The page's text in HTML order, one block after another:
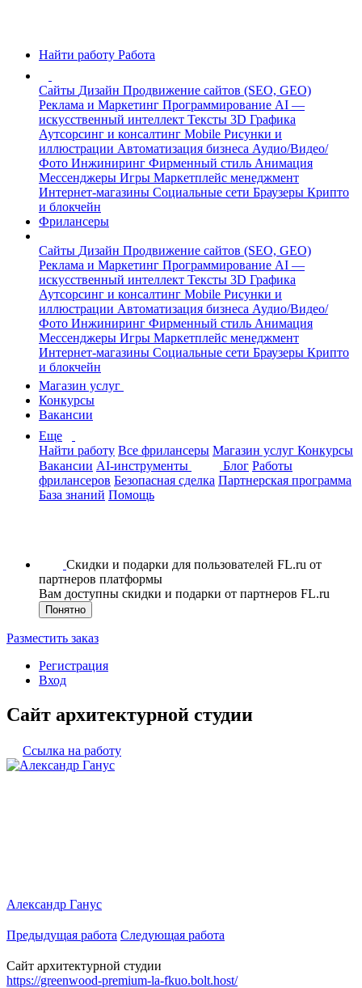
Найти работу Работа
Сайты Дизайн Продвижение сайтов (SEO, GEO)
Реклама и Маркетинг Программирование AI —
искусственный интеллект Тексты 3D Графика
Аутсорсинг и консалтинг Mobile Рисунки и
иллюстрации Автоматизация бизнеса Аудио/Видео/
Фото Инжиниринг Фирменный стиль Анимация
Мессенджеры Игры Маркетплейс менеджмент
Интернет-магазины Социальные сети Браузеры Крипто
и блокчейн
Фрилансеры
Сайты Дизайн Продвижение сайтов (SEO, GEO)
Реклама и Маркетинг Программирование AI —
искусственный интеллект Тексты 3D Графика
Аутсорсинг и консалтинг Mobile Рисунки и
иллюстрации Автоматизация бизнеса Аудио/Видео/
Фото Инжиниринг Фирменный стиль Анимация
Мессенджеры Игры Маркетплейс менеджмент
Интернет-магазины Социальные сети Браузеры Крипто
и блокчейн
Магазин услуг
Конкурсы
Вакансии
Еще
Найти работу Все фрилансеры Магазин услуг Конкурсы
Вакансии AI-инструменты Блог Работы
фрилансеров Безопасная сделка Партнерская программа
База знаний Помощь
Скидки и подарки для пользователей FL.ru от
партнеров платформы
Вам доступны скидки и подарки от партнеров FL.ru
Понятно
Разместить заказ
Регистрация
Вход
Сайт архитектурной студии
Ссылка на работу
Александр Ганус
Предыдущая работа Следующая работа
Сайт архитектурной студии
https://greenwood-premium-la-fkuo.bolt.host/